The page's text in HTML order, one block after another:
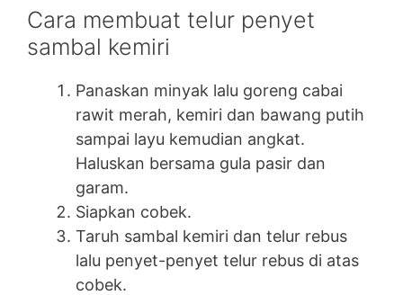
Cara membuat telur penyet
sambal kemiri
Panaskan minyak lalu goreng cabai
rawit merah, kemiri dan bawang putih
sampai layu kemudian angkat.
Haluskan bersama gula pasir dan
garam.
Siapkan cobek.
Taruh sambal kemiri dan telur rebus
lalu penyet-penyet telur rebus di atas
cobek.